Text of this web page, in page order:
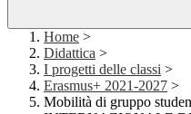
Home >
Didattica >
I progetti delle classi >
Erasmus+ 2021-2027 >
Mobilità di gruppo